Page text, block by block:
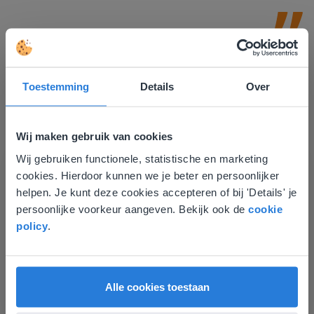
Toestemming Details Over
Wij maken gebruik van cookies
Wij gebruiken functionele, statistische en marketing
cookies. Hierdoor kunnen we je beter en persoonlijker
helpen. Je kunt deze cookies accepteren of bij 'Details' je
persoonlijke voorkeur aangeven. Bekijk ook de cookie
policy
Alle cookies toestaan
Ontdek meer!
Groep 8, Blok 9, Week 3, Les 11
Les
Deze website komt niet
overeen met je locatie
Gezien je locatie, denken we dat je misschien
liever naar de website voor English gaat. Hier
English
Vlaanderen